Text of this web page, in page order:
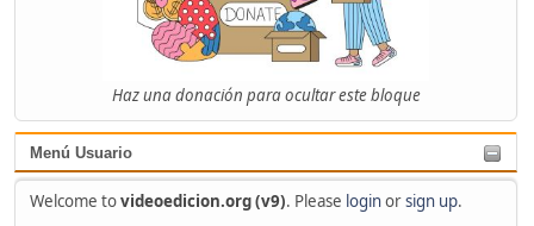
Haz una donación para ocultar este bloque
Menú Usuario
Welcome tovideoedicion.org (v9). Please loginorsign up.